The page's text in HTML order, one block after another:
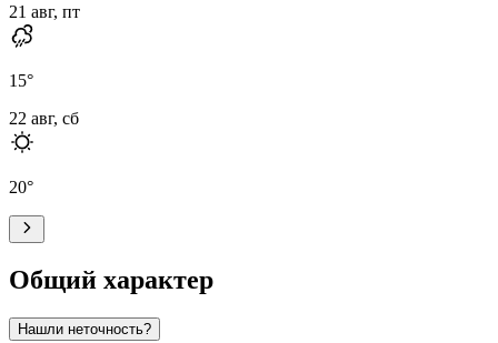
21 авг, пт
15°
22 авг, сб
20°
Общий характер
Нашли неточность?